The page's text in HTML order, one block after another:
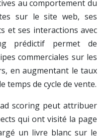
au comportement du
sur le site web, ses
et ses interactions avec
prédictif permet de
commerciales sur les
en augmentant le taux
temps de cycle de vente.
scoring peut attribuer
qui ont visité la page
un livre blanc sur le